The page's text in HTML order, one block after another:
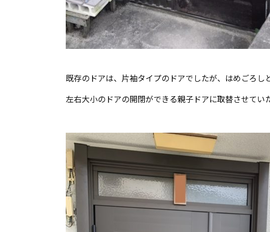
既存のドアは、片袖タイプのドアでしたが、はめごろし
左右大小のドアの開閉ができる親子ドアに取替させてい